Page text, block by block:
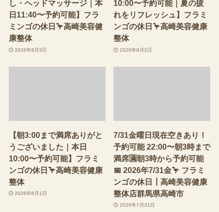
し・ヘッドマッサージ｜本
日11:40〜予約可能】フラ
ミンゴの休日🦩高崎美容健
康整体
2026年8月3日
10:00〜予約可能｜夏の疲
れをリフレッシュ】フラミ
ンゴの休日🦩高崎美容健康
整体
2026年8月2日
【朝3:00まで満席ありがと
うございました｜本日
10:00〜予約可能】フラミ
ンゴの休日🦩高崎美容健康
整体
2026年8月1日
7/31金曜日現在空きあり！
予約可能 22:00〜朝3時まで
満席🈵朝3時から予約可能
📅 2026年7/31金🦩 フラミ
ンゴの休日┃高崎美容健康
整体店群馬県高崎市
2026年7月31日